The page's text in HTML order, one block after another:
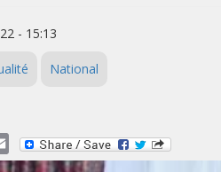
- 15:13
National
Email